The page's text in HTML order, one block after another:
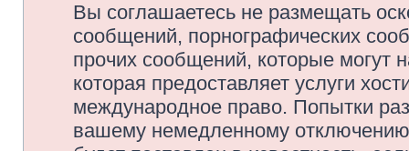
Вы соглашаетесь не размещать
сообщений, порнографических
прочих сообщений, которые могут
которая предоставляет услуги
международное право. Попытки
вашему немедленному